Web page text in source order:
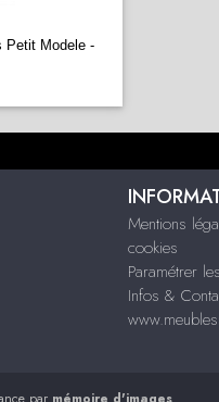
Petit Modele -
Mentions
cookies
Paramétrer
Infos &